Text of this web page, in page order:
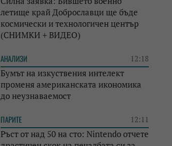
летище край Доброславци ще бъде
космически и технологичен център
(СНИМКИ + ВИДЕО)
АНАЛИЗИ 12:18
Бумът на изкуствения интелект
променя американската икономика
до неузнаваемост
ПАРИТЕ 12:11
Ръст от над 50 на сто: Nintendo отчете